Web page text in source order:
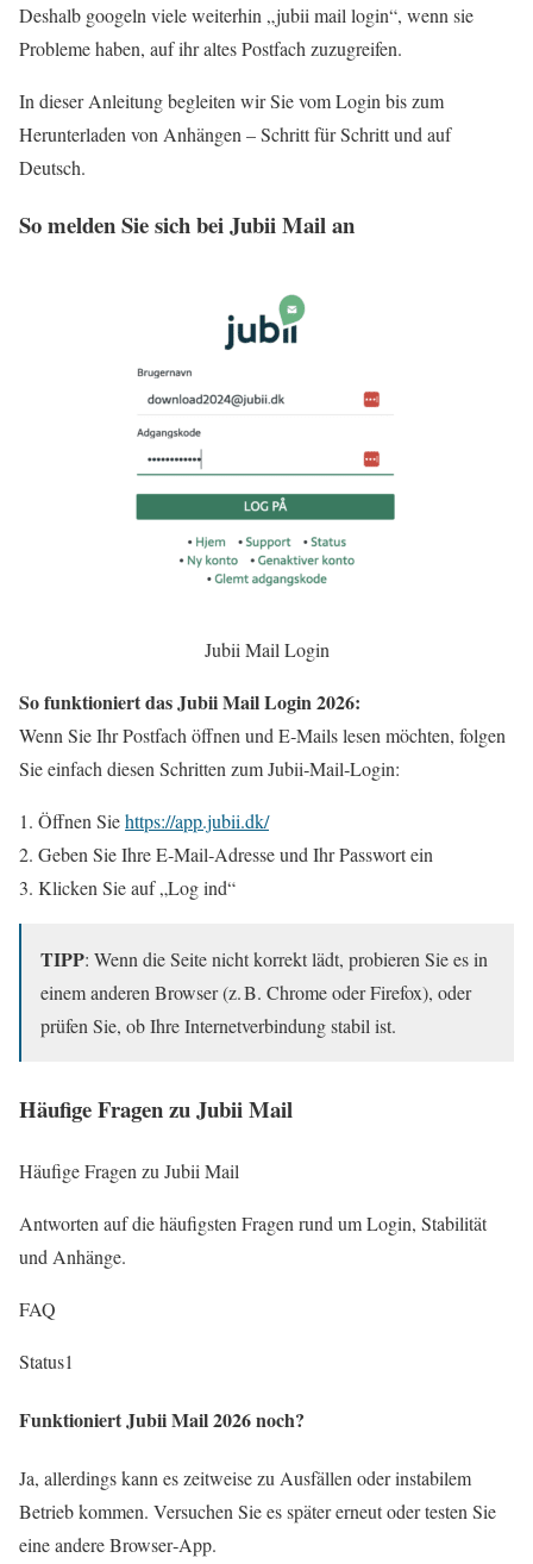
Deshalb googeln viele weiterhin „jubii mail login“, wenn sie
Probleme haben, auf ihr altes Postfach zuzugreifen.
In dieser Anleitung begleiten wir Sie vom Login bis zum
Herunterladen von Anhängen – Schritt für Schritt und auf
Deutsch.
So melden Sie sich bei Jubii Mail an
Jubii Mail Login
So funktioniert das Jubii Mail Login 2026:
Wenn Sie Ihr Postfach öffnen und E‑Mails lesen möchten, folgen
Sie einfach diesen Schritten zum Jubii‑Mail‑Login:
Öffnen Siehttps://app.jubii.dk/
Geben Sie Ihre E‑Mail‑Adresse und Ihr Passwort ein
Klicken Sie auf „Log ind“
TIPP: Wenn die Seite nicht korrekt lädt, probieren Sie es in
einem anderen Browser (z. B. Chrome oder Firefox), oder
prüfen Sie, ob Ihre Internetverbindung stabil ist.
Häufige Fragen zu Jubii Mail
Häufige Fragen zu Jubii Mail
Antworten auf die häufigsten Fragen rund um Login, Stabilität
und Anhänge.
FAQ
Status1
Funktioniert Jubii Mail 2026 noch?
Ja, allerdings kann es zeitweise zu Ausfällen oder instabilem
Betrieb kommen. Versuchen Sie es später erneut oder testen Sie
eine andere Browser‑App.